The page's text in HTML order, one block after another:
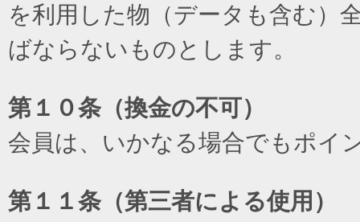
を利用した物（データも含む）
ばならないものとします。
第１０条（換金の不可）
会員は、いかなる場合でもポイ
第１１条（第三者による使用）